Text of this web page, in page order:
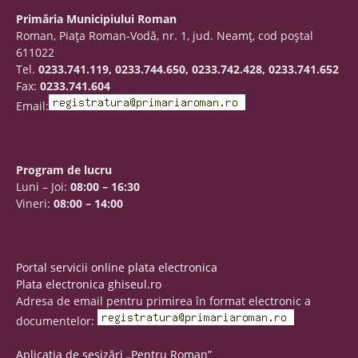
Primăria Municipiului Roman
Roman, Piaţa Roman-Vodă, nr. 1, jud. Neamţ, cod poştal
611022
Tel. 0233.741.119, 0233.744.650, 0233.742.428, 0233.741.652
Fax: 0233.741.604
Email:
Program de lucru
Luni – Joi: 08:00 – 16:30
Vineri: 08:00 – 14:00
Portal servicii online plata electronica
Plata electronica ghiseul.ro
Adresa de email pentru primirea în format electronic a
documentelor:
Aplicația de sesizări „Pentru Roman”